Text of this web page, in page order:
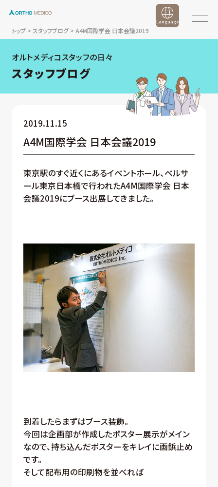
トップ> スタッフブログ> A4M国際学会 日本会議2019
Language
オルトメディコスタッフの日々
スタッフブログ
2019.11.15
A4M国際学会 日本会議2019
東京駅のすぐ近くにあるイベントホール、ベルサ
ール東京日本橋で行われたA4M国際学会 日本
会議2019にブース出展してきました。
到着したらまずはブース装飾。
今回は企画部が作成したポスター展示がメイン
なので、持ち込んだポスターをキレイに画鋲止め
です。
そして配布用の印刷物を並べれば